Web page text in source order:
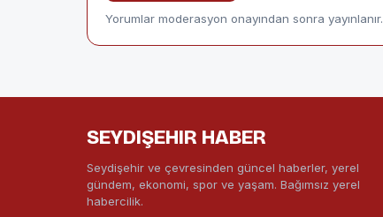
Yorumlar moderasyon onayından sonra yayınlanır.
SEYDIŞEHIR HABER
Seydişehir ve çevresinden güncel haberler, yerel
gündem, ekonomi, spor ve yaşam. Bağımsız yerel
habercilik.